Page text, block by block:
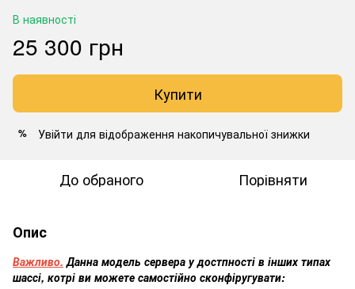
В наявності
25 300 грн
Купити
% Увійти для відображення накопичувальної знижки
До обраного Порівняти
Опис
Важливо. Данна модель сервера у достпності в інших типах
шассі, котрі ви можете самостійно сконфіругувати: